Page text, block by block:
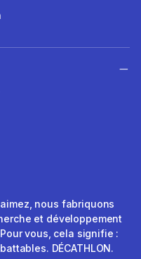
nous fabriquons
et développement
vous, cela signifie :
DÉCATHLON.